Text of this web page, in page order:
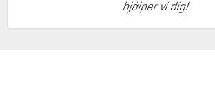
hjälper vi dig!